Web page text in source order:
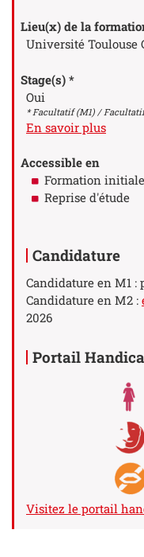
Lieu(x) de la
Université Toulouse
Stage(s) *
Oui
* Facultatif (M1) /
En savoir plusà
Accessible en
Formation initiale
Reprise d'étude
Candidature
Candidature en M1
Candidature en M2 :
2026
Portail
Visitez le portail